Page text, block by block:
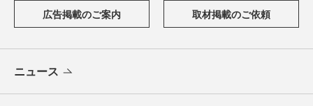
広告掲載のご案内 取材掲載のご依頼
ニュース